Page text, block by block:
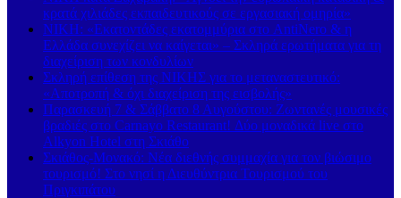
κρατά χιλιάδες εκπαιδευτικούς σε εργασιακή ομηρία»
ΝΙΚΗ: «Εκατοντάδες εκατομμύρια στο AntiNero & η
Ελλάδα συνεχίζει να καίγεται» – Σκληρά ερωτήματα για τη
διαχείριση των κονδυλίων
Σκληρή επίθεση της ΝΙΚΗΣ για το μεταναστευτικό:
«Αποτροπή & όχι διαχείριση της εισβολής»
Παρασκευή 7 & Σάββατο 8 Αυγούστου: Ζωντανές μουσικές
βραδιές στο Carnayo Restaurant! Δύο μοναδικά live στο
Alkyon Hotel στη Σκιάθο
Σκιάθος-Μονακό: Νέα διεθνής συμμαχία για τον βιώσιμο
τουρισμό! Στο νησί η Διευθύντρια Τουρισμού του
Πριγκιπάτου